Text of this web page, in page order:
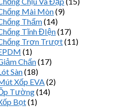
Mài Mòn(9)
Thấm(14)
Tĩnh ĐIện(17)
Trơn Trượt(11)
(1)
Chấn(17)
Sàn(18)
Xốp EVA(2)
Tường(14)
Bọt(1)